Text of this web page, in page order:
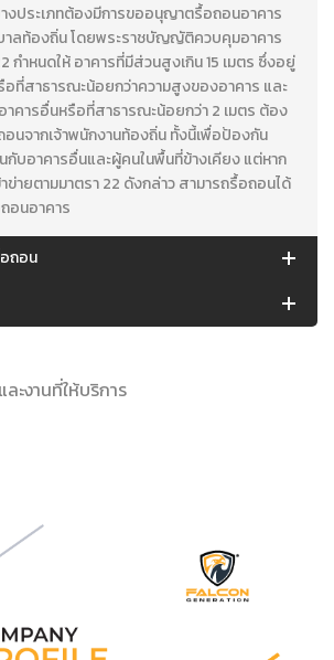
งประเภทต้องมีการขออนุญาตรื้อถอนอาคาร
าลท้องถิ่น โดยพระราชบัญญัติควบคุมอาคาร
กำหนดให้ อาคารที่มีส่วนสูงเกิน 15 เมตร ซึ่งอยู่
อที่สาธารณะน้อยกว่าความสูงของอาคาร และ
าคารอื่นหรือที่สาธารณะน้อยกว่า 2 เมตร ต้อง
นจากเจ้าพนักงานท้องถิ่น ทั้งนี้เพื่อป้องกัน
กับอาคารอื่นและผู้คนในพื้นที่ข้างเคียง แต่หาก
ข่ายตามมาตรา 22 ดังกล่าว สามารถรื้อถอนได้
อนอาคาร
ถอน
ะงานที่ให้บริการ